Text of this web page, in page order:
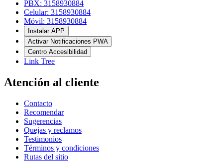
PBX: 3158930884
Celular: 3158930884
Móvil: 3158930884
Instalar APP
Activar Notificaciones PWA
Centro Accesibilidad
Link Tree
Atención al cliente
Contacto
Recomendar
Sugerencias
Quejas y reclamos
Testimonios
Términos y condiciones
Rutas del sitio